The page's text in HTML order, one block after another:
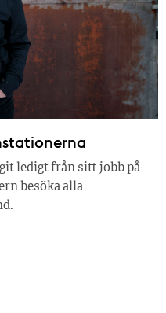
ledigt från sitt jobb på
besöka alla